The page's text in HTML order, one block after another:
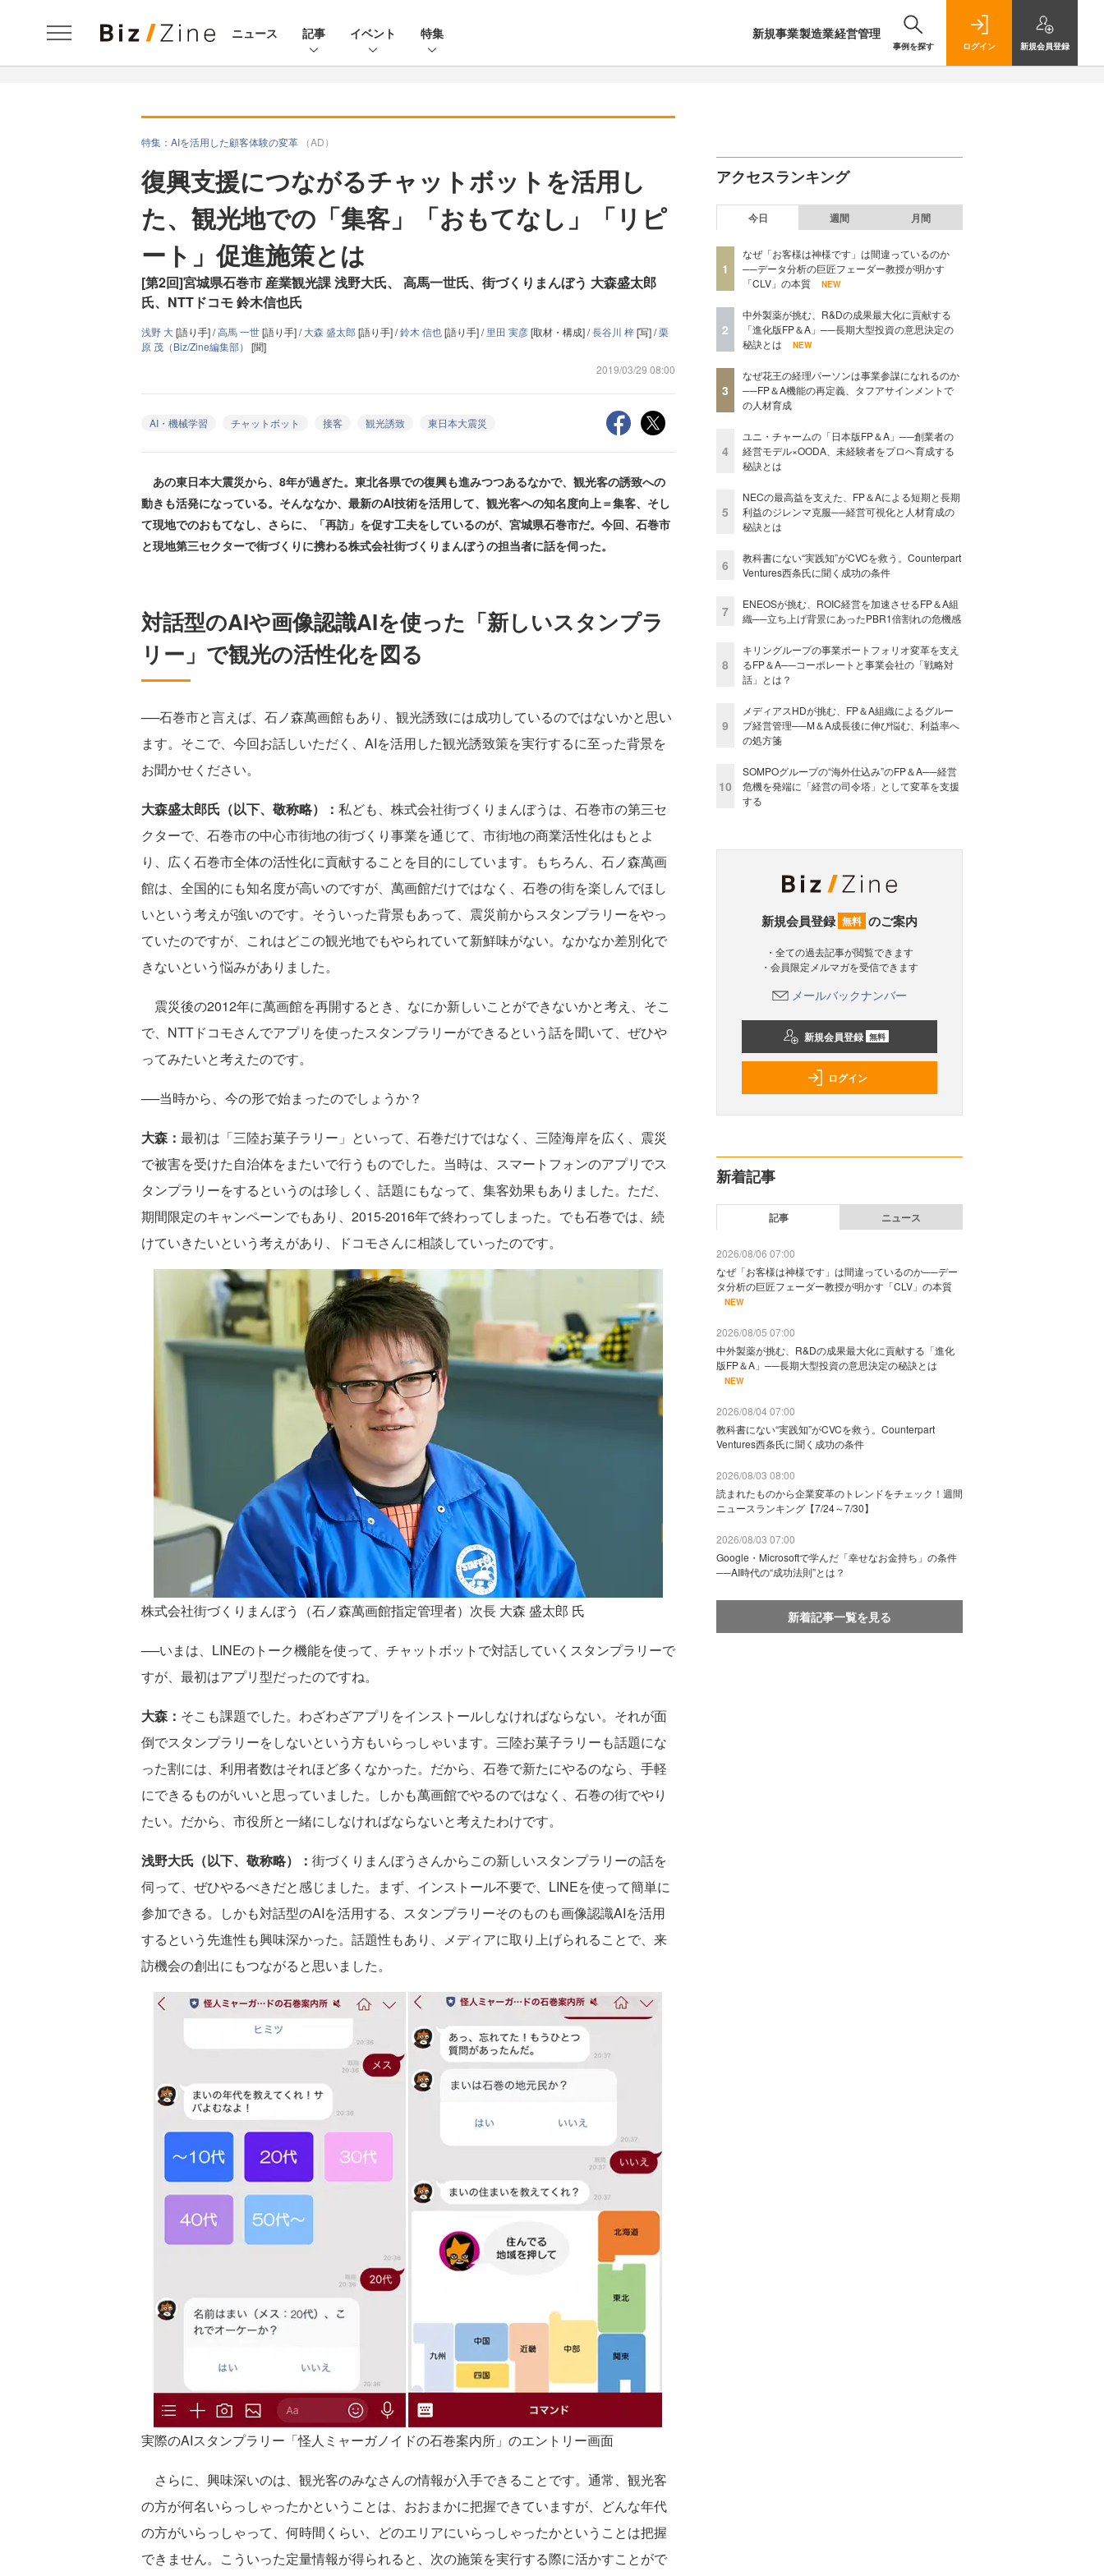
ニュース 記事 イベント 特集 新規事業製造業経営管理
事例を探す ログイン 新規会員登録
特集：AIを活用した顧客体験の変革 （AD）
復興支援につながるチャットボットを活用し
た、観光地での「集客」「おもてなし」「リピ
ート」促進施策とは
[第2回]宮城県石巻市 産業観光課 浅野大氏、 高馬一世氏、街づくりまんぼう 大森盛太郎
氏、NTTドコモ 鈴木信也氏
浅野 大[語り手] /高馬 一世[語り手] /大森 盛太郎[語り手] /鈴木 信也[語り手] /里田 実彦[取材・構成] /長谷川 梓[写] /栗
原 茂（Biz/Zine編集部） [聞]
2019/03/29 08:00
AI・機械学習 チャットボット 接客 観光誘致 東日本大震災
あの東日本大震災から、8年が過ぎた。東北各県での復興も進みつつあるなかで、観光客の誘致への
動きも活発になっている。そんななか、最新のAI技術を活用して、観光客への知名度向上＝集客、そし
て現地でのおもてなし、さらに、「再訪」を促す工夫をしているのが、宮城県石巻市だ。今回、石巻市
と現地第三セクターで街づくりに携わる株式会社街づくりまんぼうの担当者に話を伺った。
対話型のAIや画像認識AIを使った「新しいスタンプラ
リー」で観光の活性化を図る
──石巻市と言えば、石ノ森萬画館もあり、観光誘致には成功しているのではないかと思い
ます。そこで、今回お話しいただく、AIを活用した観光誘致策を実行するに至った背景を
お聞かせください。
大森盛太郎氏（以下、敬称略）： 私ども、株式会社街づくりまんぼうは、石巻市の第三セ
クターで、石巻市の中心市街地の街づくり事業を通じて、市街地の商業活性化はもとよ
り、広く石巻市全体の活性化に貢献することを目的にしています。もちろん、石ノ森萬画
館は、全国的にも知名度が高いのですが、萬画館だけではなく、石巻の街を楽しんでほし
いという考えが強いのです。そういった背景もあって、震災前からスタンプラリーをやっ
ていたのですが、これはどこの観光地でもやられていて新鮮味がない。なかなか差別化で
きないという悩みがありました。
震災後の2012年に萬画館を再開するとき、なにか新しいことができないかと考え、そこ
で、NTTドコモさんでアプリを使ったスタンプラリーができるという話を聞いて、ぜひや
ってみたいと考えたのです。
──当時から、今の形で始まったのでしょうか？
大森： 最初は「三陸お菓子ラリー」といって、石巻だけではなく、三陸海岸を広く、震災
で被害を受けた自治体をまたいで行うものでした。当時は、スマートフォンのアプリでス
タンプラリーをするというのは珍しく、話題にもなって、集客効果もありました。ただ、
期間限定のキャンペーンでもあり、2015-2016年で終わってしまった。でも石巻では、続
けていきたいという考えがあり、ドコモさんに相談していったのです。
株式会社街づくりまんぼう（石ノ森萬画館指定管理者）次長 大森 盛太郎 氏
──いまは、LINEのトーク機能を使って、チャットボットで対話していくスタンプラリーで
すが、最初はアプリ型だったのですね。
大森： そこも課題でした。わざわざアプリをインストールしなければならない。それが面
倒でスタンプラリーをしないという方もいらっしゃいます。三陸お菓子ラリーも話題にな
った割には、利用者数はそれほど多くなかった。だから、石巻で新たにやるのなら、手軽
にできるものがいいと思っていました。しかも萬画館でやるのではなく、石巻の街でやり
たい。だから、市役所と一緒にしなければならないと考えたわけです。
浅野大氏（以下、敬称略）： 街づくりまんぼうさんからこの新しいスタンプラリーの話を
伺って、ぜひやるべきだと感じました。まず、インストール不要で、LINEを使って簡単に
参加できる。しかも対話型のAIを活用する、スタンプラリーそのものも画像認識AIを活用
するという先進性も興味深かった。話題性もあり、メディアに取り上げられることで、来
訪機会の創出にもつながると思いました。
実際のAIスタンプラリー「怪人ミャーガノイドの石巻案内所」のエントリー画面
さらに、興味深いのは、観光客のみなさんの情報が入手できることです。通常、観光客
の方が何名いらっしゃったかということは、おおまかに把握できていますが、どんな年代
の方がいらっしゃって、何時間くらい、どのエリアにいらっしゃったかということは把握
できません。こういった定量情報が得られると、次の施策を実行する際に活かすことがで
アクセスランキング
今日 週間 月間
1
なぜ「お客様は神様です」は間違っているのか
──データ分析の巨匠フェーダー教授が明かす
「CLV」の本質
NEW
2
中外製薬が挑む、R&Dの成果最大化に貢献する
「進化版FP＆A」──長期大型投資の意思決定の
秘訣とは
NEW
3
なぜ花王の経理パーソンは事業参謀になれるのか
──FP＆A機能の再定義、タフアサインメントで
の人材育成
4
ユニ・チャームの「日本版FP＆A」──創業者の
経営モデル×OODA、未経験者をプロへ育成する
秘訣とは
5
NECの最高益を支えた、FP＆Aによる短期と長期
利益のジレンマ克服──経営可視化と人材育成の
秘訣とは
6
教科書にない“実践知”がCVCを救う。Counterpart
Ventures西条氏に聞く成功の条件
7
ENEOSが挑む、ROIC経営を加速させるFP＆A組
織──立ち上げ背景にあったPBR1倍割れの危機感
8
キリングループの事業ポートフォリオ変革を支え
るFP＆A──コーポレートと事業会社の「戦略対
話」とは？
9
メディアスHDが挑む、FP＆A組織によるグルー
プ経営管理──M＆A成長後に伸び悩む、利益率へ
の処方箋
10
SOMPOグループの“海外仕込み”のFP＆A──経営
危機を発端に「経営の司令塔」として変革を支援
する
新規会員登録 無料 のご案内
・全ての過去記事が閲覧できます
・会員限定メルマガを受信できます
メールバックナンバー
新規会員登録 無料
ログイン
新着記事
記事 ニュース
2026/08/06 07:00
なぜ「お客様は神様です」は間違っているのか──デー
タ分析の巨匠フェーダー教授が明かす「CLV」の本質
NEW
2026/08/05 07:00
中外製薬が挑む、R&Dの成果最大化に貢献する「進化
版FP＆A」──長期大型投資の意思決定の秘訣とは
NEW
2026/08/04 07:00
教科書にない“実践知”がCVCを救う。Counterpart
Ventures西条氏に聞く成功の条件
2026/08/03 08:00
読まれたものから企業変革のトレンドをチェック！週間
ニュースランキング【7/24～7/30】
2026/08/03 07:00
Google・Microsoftで学んだ「幸せなお金持ち」の条件
──AI時代の“成功法則”とは？
新着記事一覧を見る